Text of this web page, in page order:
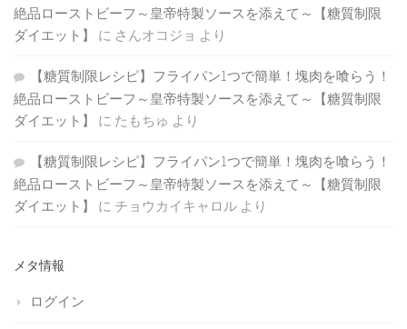
絶品ローストビーフ～皇帝特製ソースを添えて～【糖質制限
ダイエット】
に さんオコジョ より
【糖質制限レシピ】フライパン1つで簡単！塊肉を喰らう！
絶品ローストビーフ～皇帝特製ソースを添えて～【糖質制限
ダイエット】
に たもちゅ より
【糖質制限レシピ】フライパン1つで簡単！塊肉を喰らう！
絶品ローストビーフ～皇帝特製ソースを添えて～【糖質制限
ダイエット】
に チョウカイキャロル より
メタ情報
ログイン